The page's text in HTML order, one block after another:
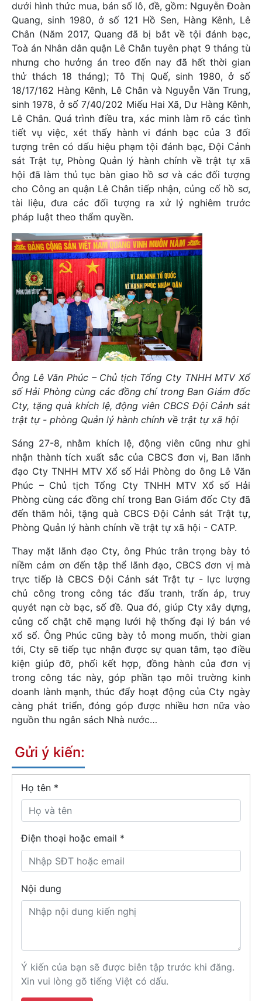
dưới hình thức mua, bán số lô, đề, gồm: Nguyễn Đoàn
Quang, sinh 1980, ở số 121 Hồ Sen, Hàng Kênh, Lê
Chân (Năm 2017, Quang đã bị bắt về tội đánh bạc,
Toà án Nhân dân quận Lê Chân tuyên phạt 9 tháng tù
nhưng cho hưởng án treo đến nay đã hết thời gian
thử thách 18 tháng); Tô Thị Quế, sinh 1980, ở số
18/17/162 Hàng Kênh, Lê Chân và Nguyễn Văn Trung,
sinh 1978, ở số 7/40/202 Miếu Hai Xã, Dư Hàng Kênh,
Lê Chân. Quá trình điều tra, xác minh làm rõ các tình
tiết vụ việc, xét thấy hành vi đánh bạc của 3 đối
tượng trên có dấu hiệu phạm tội đánh bạc, Đội Cảnh
sát Trật tự, Phòng Quản lý hành chính về trật tự xã
hội đã làm thủ tục bàn giao hồ sơ và các đối tượng
cho Công an quận Lê Chân tiếp nhận, củng cố hồ sơ,
tài liệu, đưa các đối tượng ra xử lý nghiêm trước
pháp luật theo thẩm quyền.
Ông Lê Văn Phúc – Chủ tịch Tổng Cty TNHH MTV Xổ
số Hải Phòng cùng các đồng chí trong Ban Giám đốc
Cty, tặng quà khích lệ, động viên CBCS Đội Cảnh sát
trật tự - phòng Quản lý hành chính về trật tự xã hội
Sáng 27-8, nhằm khích lệ, động viên cũng như ghi
nhận thành tích xuất sắc của CBCS đơn vị, Ban lãnh
đạo Cty TNHH MTV Xổ số Hải Phòng do ông Lê Văn
Phúc – Chủ tịch Tổng Cty TNHH MTV Xổ số Hải
Phòng cùng các đồng chí trong Ban Giám đốc Cty đã
đến thăm hỏi, tặng quà CBCS Đội Cảnh sát Trật tự,
Phòng Quản lý hành chính về trật tự xã hội - CATP.
Thay mặt lãnh đạo Cty, ông Phúc trân trọng bày tỏ
niềm cảm ơn đến tập thể lãnh đạo, CBCS đơn vị mà
trực tiếp là CBCS Đội Cảnh sát Trật tự - lực lượng
chủ công trong công tác đấu tranh, trấn áp, truy
quyét nạn cờ bạc, số đề. Qua đó, giúp Cty xây dựng,
củng cố chặt chẽ mạng lưới hệ thống đại lý bán vé
xổ sổ. Ông Phúc cũng bày tỏ mong muốn, thời gian
tới, Cty sẽ tiếp tục nhận được sự quan tâm, tạo điều
kiện giúp đỡ, phối kết hợp, đồng hành của đơn vị
trong công tác này, góp phần tạo môi trường kinh
doanh lành mạnh, thúc đẩy hoạt động của Cty ngày
càng phát triển, đóng góp được nhiều hơn nữa vào
nguồn thu ngân sách Nhà nước…
Gửi ý kiến:
Họ tên *
Điện thoại hoặc email *
Nội dung
Ý kiến của bạn sẽ được biên tập trước khi đăng.
Xin vui lòng gõ tiếng Việt có dấu.